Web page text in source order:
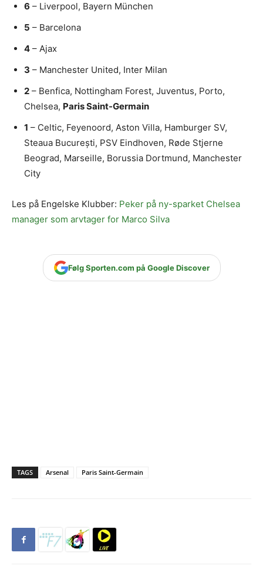
6 – Liverpool, Bayern München
5 – Barcelona
4 – Ajax
3 – Manchester United, Inter Milan
2 – Benfica, Nottingham Forest, Juventus, Porto,
Chelsea, Paris Saint-Germain
1 – Celtic, Feyenoord, Aston Villa, Hamburger SV,
Steaua București, PSV Eindhoven, Røde Stjerne
Beograd, Marseille, Borussia Dortmund, Manchester
City
Les på Engelske Klubber: Peker på ny-sparket Chelsea
manager som arvtager for Marco Silva
Følg Sporten.com på Google Discover
TAGS Arsenal Paris Saint-Germain